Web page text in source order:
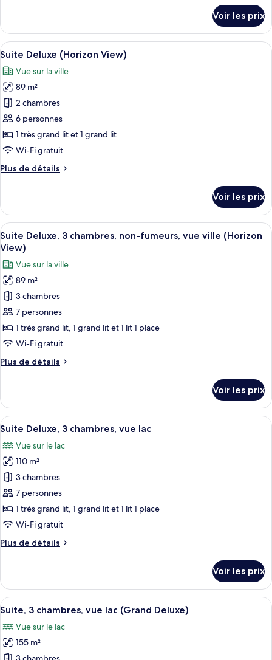
lac
le
type
de
Suite
Deluxe,
vue
lac
Voir les prix
Afficher
toutes
les
photos
pour
ce
type
de
chambre :
Suite
View)
Une chambre d’hôtel avec un
6
Suite Deluxe (Horizon View)
Vue sur la ville
89 m²
2 chambres
6 personnes
1 très grand lit et 1 grand lit
Wi-Fi gratuit
Plus de détails
Plus
le
type
de
chambre
Deluxe
(Horizon
View)
Voir les prix
Afficher
toutes
les
photos
pour
ce
type
de
chambre :
Deluxe,
non-
fumeurs,
ville
(Horizon
View)
Une chambre d’hôtel avec un
8
Suite Deluxe, 3 chambres, non-fumeurs, vue ville (Horizon
View)
Vue sur la ville
89 m²
3 chambres
7 personnes
1 très grand lit, 1 grand lit et 1 lit 1 place
Wi-Fi gratuit
Plus de détails
Plus
le
type
de
Suite
Deluxe,
chambres,
non-
fumeurs,
vue
ville
View)
Voir les prix
Afficher
toutes
les
photos
pour
ce
type
de
chambre :
Suite
chambres,
vue
lac
Une chambre d’hôtel avec un
8
Suite Deluxe, 3 chambres, vue lac
Vue sur le lac
110 m²
3 chambres
7 personnes
1 très grand lit, 1 grand lit et 1 lit 1 place
Wi-Fi gratuit
Plus de détails
Plus
le
type
de
Suite
Deluxe,
Voir les prix
Afficher
toutes
les
photos
Une chambre d’hôtel moderne
7
Suite, 3 chambres, vue lac (Grand Deluxe)
Vue sur le lac
155 m²